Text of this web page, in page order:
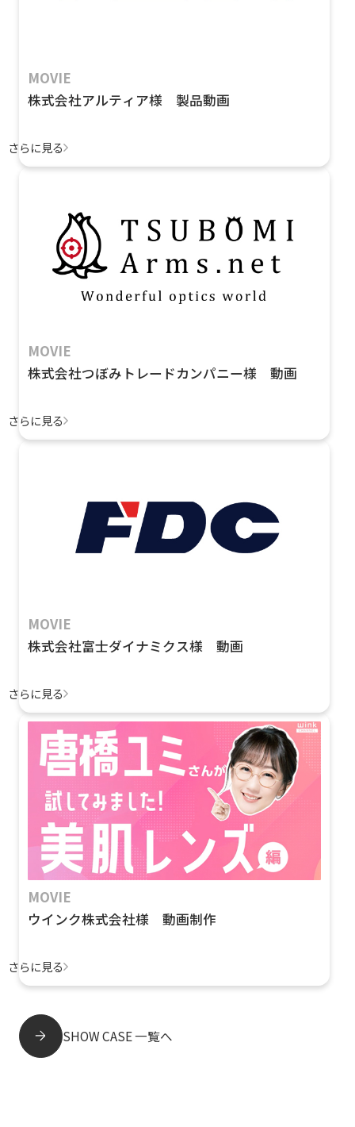
MOVIE
株式会社アルティア様 製品動画
さらに見る
MOVIE
株式会社つぼみトレードカンパニー様 動画
さらに見る
MOVIE
株式会社富士ダイナミクス様 動画
さらに見る
MOVIE
ウインク株式会社様 動画制作
さらに見る
SHOW CASE 一覧へ